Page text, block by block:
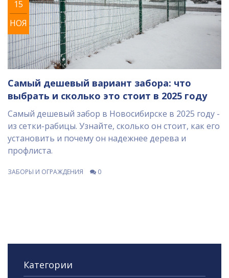
15
НОЯ
Самый дешевый вариант забора: что
выбрать и сколько это стоит в 2025 году
Самый дешевый забор в Новосибирске в 2025 году -
из сетки-рабицы. Узнайте, сколько он стоит, как его
установить и почему он надежнее дерева и
профлиста.
ЗАБОРЫ И ОГРАЖДЕНИЯ 0
Категории